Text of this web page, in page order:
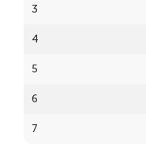
3
4
5
6
7